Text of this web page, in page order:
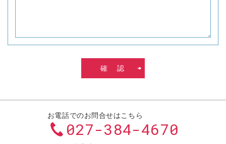
お電話でのお問合せはこちら
027-384-4670